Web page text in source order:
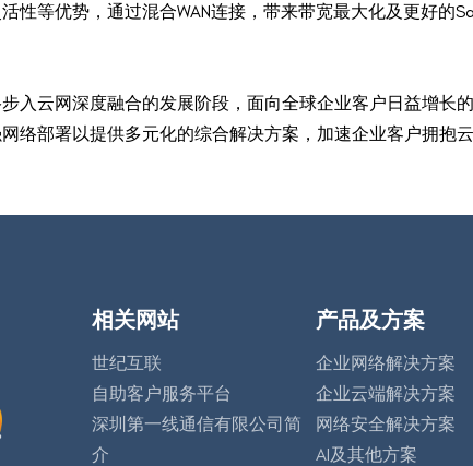
性等优势，通过混合WAN连接，带来带宽最大化及更好
入云网深度融合的发展阶段，面向全球企业客户日益增
络部署以提供多元化的综合解决方案，加速企业客户拥抱
相关网站
世纪互联
自助客户服务平台
深圳第一线通信有限公司简
介
产品及方案
企业网络解决方案
企业云端解决方案
网络安全解决方案
AI及其他方案